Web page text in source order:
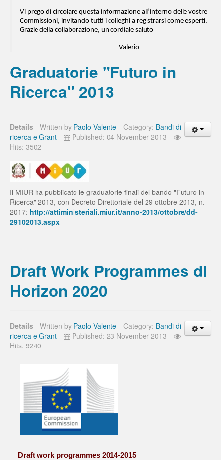
Vi prego di circolare questa informazione all’interno delle vostre
Commissioni, invitando tutti i colleghi a registrarsi come esperti.
Grazie della collaborazione, un cordiale saluto
Valerio
Graduatorie "Futuro in
Ricerca" 2013
Details Written by Paolo Valente Category: Bandi di
ricerca e Grant
Published: 04 November 2013
Hits: 3502
Il MIUR ha pubblicato le graduatorie finali del bando "Futuro in
Ricerca" 2013, con Decreto Direttoriale del 29 ottobre 2013, n.
2017: http://attiministeriali.miur.it/anno-2013/ottobre/dd-
29102013.aspx
Draft Work Programmes di
Horizon 2020
Details Written by Paolo Valente Category: Bandi di
ricerca e Grant
Published: 23 November 2013
Hits: 9240
Draft work programmes 2014-2015